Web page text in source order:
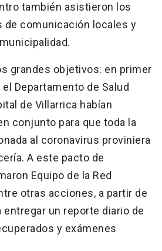
también asistieron los
de comunicación locales y
grandes objetivos: en primer
el Departamento de Salud
de Villarrica habían
conjunto para que toda la
al coronavirus proviniera
A este pacto de
Equipo de la Red
otras acciones, a partir de
un reporte diario de
y exámenes